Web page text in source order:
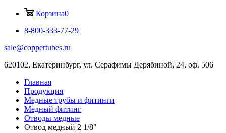
Корзина0
8-800-333-77-29
sale@coppertubes.ru
620102, Екатеринбург, ул. Серафимы Дерябиной, 24, оф. 506
Главная
Продукция
Медные трубы и фитинги
Медный фитинг
Отводы медные
Отвод медный 2 1/8"